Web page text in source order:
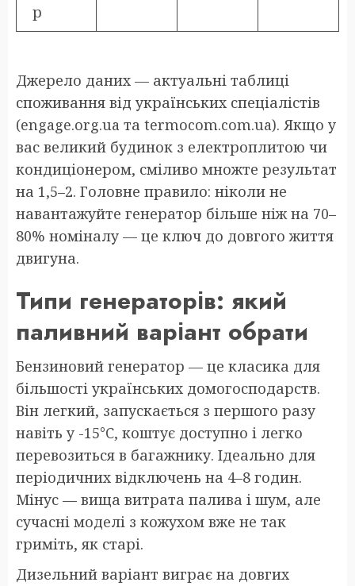
р
Джерело даних — актуальні таблиці
споживання від українських спеціалістів
(engage.org.ua та termocom.com.ua). Якщо у
вас великий будинок з електроплитою чи
кондиціонером, сміливо множте результат
на 1,5–2. Головне правило: ніколи не
навантажуйте генератор більше ніж на 70–
80% номіналу — це ключ до довгого життя
двигуна.
Типи генераторів: який
паливний варіант обрати
Бензиновий генератор — це класика для
більшості українських домогосподарств.
Він легкий, запускається з першого разу
навіть у -15°C, коштує доступно і легко
перевозиться в багажнику. Ідеально для
періодичних відключень на 4–8 годин.
Мінус — вища витрата палива і шум, але
сучасні моделі з кожухом вже не так
гриміть, як старі.
Дизельний варіант виграє на довгих